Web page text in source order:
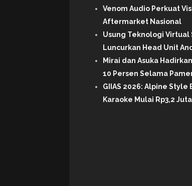
Venom Audio Perkuat
Aftermarket Nasional
Usung Teknologi Virtual
Luncurkan Head Unit
Mirai dan Asuka
10 Persen Selama
GIIAS 2026: Alpine
Karaoke Mulai Rp3,2 Juta